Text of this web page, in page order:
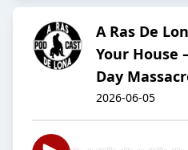
A Ras De
Your House
Day
2026-06-05